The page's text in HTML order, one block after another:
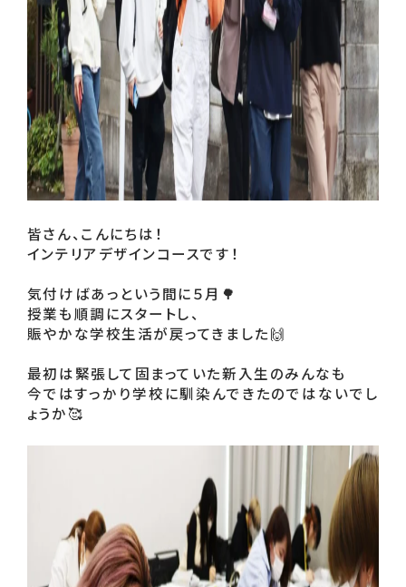
皆さん、こんにちは！
インテリアデザインコースです！
気付けばあっという間に５月🌳
授業も順調にスタートし、
賑やかな学校生活が戻ってきました🙌
最初は緊張して固まっていた新入生のみんなも
今ではすっかり学校に馴染んできたのではないでし
ょうか🥰